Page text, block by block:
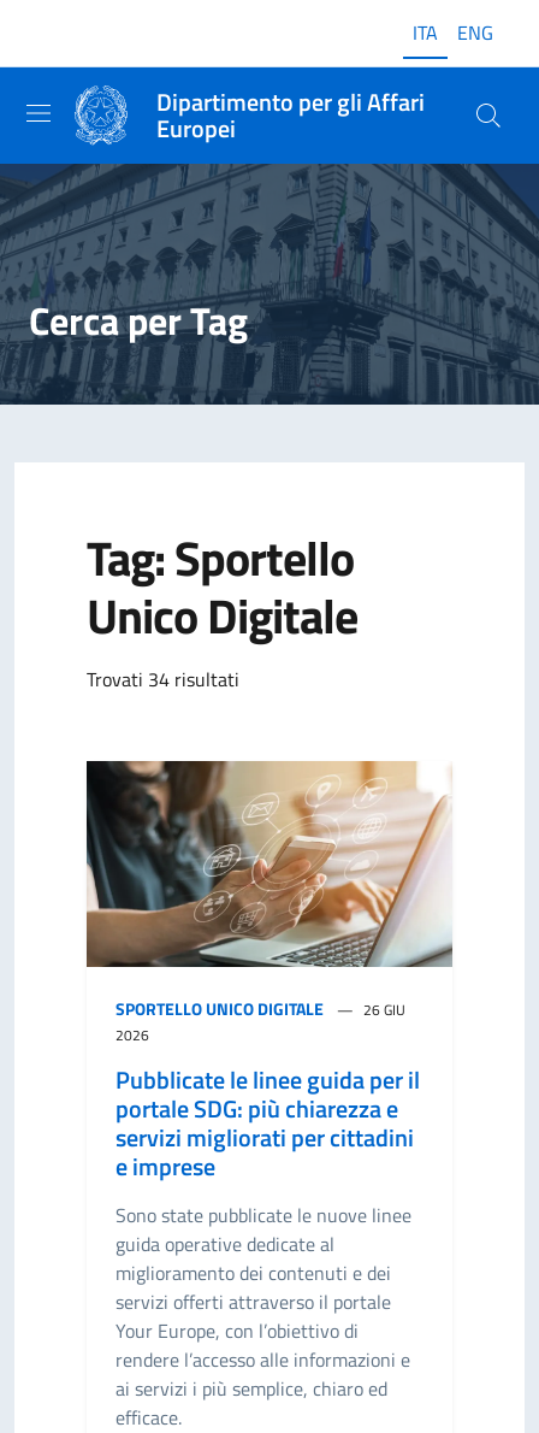
ITA ENG
Dipartimento per gli Affari
Europei
Cerca per Tag
Tag: Sportello
Unico Digitale
Trovati 34 risultati
SPORTELLO UNICO DIGITALE
26 GIU
2026
Pubblicate le linee guida per il
portale SDG: più chiarezza e
servizi migliorati per cittadini
e imprese
Sono state pubblicate le nuove linee
guida operative dedicate al
miglioramento dei contenuti e dei
servizi offerti attraverso il portale
Your Europe, con l’obiettivo di
rendere l’accesso alle informazioni e
ai servizi i più semplice, chiaro ed
efficace.